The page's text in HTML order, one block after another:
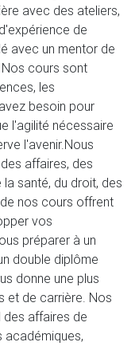
avec des ateliers,
de
avec un mentor de
cours sont
les
besoin pour
l'agilité nécessaire
l'avenir.Nous
affaires, des
santé, du droit, des
nos cours offrent
vos
préparer à un
double diplôme
donne une plus
et de carrière. Nos
des affaires de
académiques,